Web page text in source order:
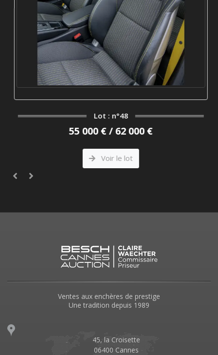
Lot : n°48
55 000 € / 62 000 €
Voir le lot
Ventes aux enchères de prestige
Une tradition depuis 1989
45, la Croisette
06400 Cannes